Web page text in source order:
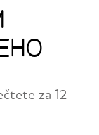
za 12